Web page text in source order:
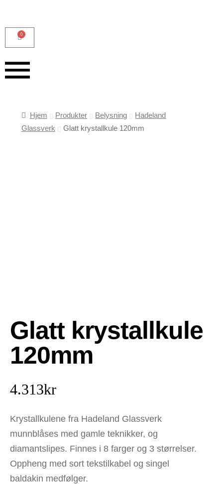
0
Hjem Produkter Belysning
Hadeland
Glassverk
Glatt krystallkule 120mm
Glatt krystallkule
120mm
4.313kr
Krystallkulene fra Hadeland Glassverk
munnblåses med gamle teknikker, og
diamantslipes. Finnes i 8 farger og 3 størrelser.
Oppheng med sort tekstilkabel og singel
baldakin medfølger.